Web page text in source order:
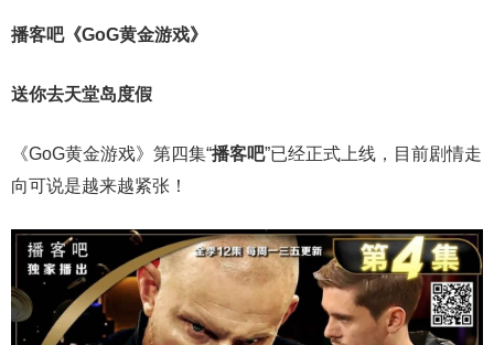
播客吧《GoG黄金游戏》
送你去天堂岛度假
《GoG黄金游戏》第四集“播客吧”已经正式上线，目前剧情走
向可说是越来越紧张！